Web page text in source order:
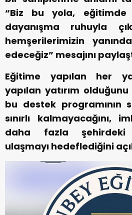
“Biz bu yola,
dayanışma ruhuyla
hemşerilerimizin
edeceğiz” mesajını
Eğitime yapılan her
yapılan yatırım
bu destek programının
sınırlı kalmayacağını,
daha fazla şehirdeki
ulaşmayı hedeflediğini